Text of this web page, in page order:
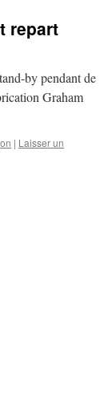
repart
by pendant de
Graham
| Laisser un